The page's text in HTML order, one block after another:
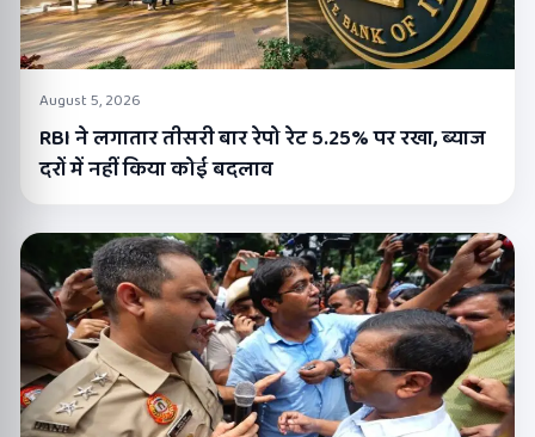
August 5, 2026
RBI ने लगातार तीसरी बार रेपो रेट 5.25% पर रखा, ब्याज
दरों में नहीं किया कोई बदलाव